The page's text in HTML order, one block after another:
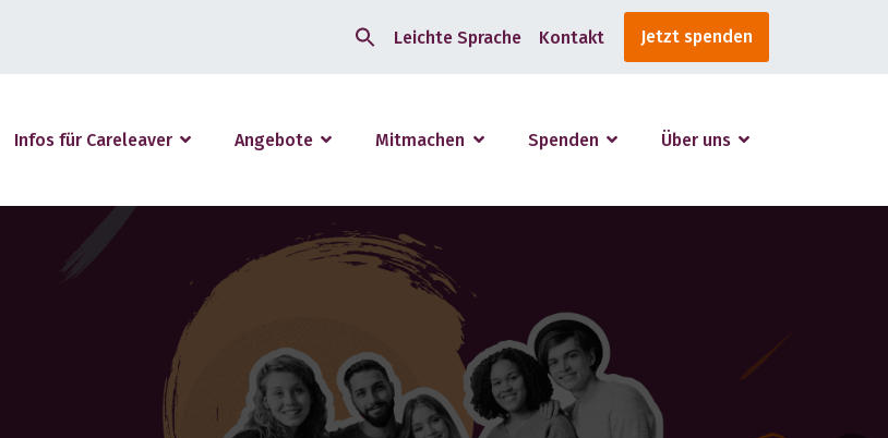
Search
for:
Leichte Sprache Kontakt Jetzt spenden
Infos für Careleaver Angebote Mitmachen Spenden Über uns